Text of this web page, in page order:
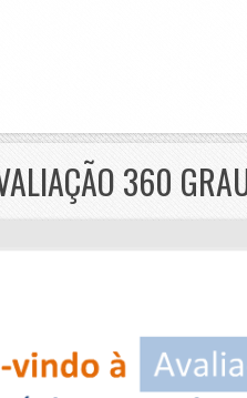
360